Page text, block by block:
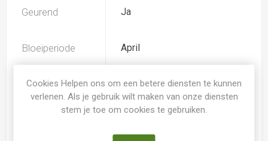
Geurend Ja
Bloeiperiode April
Kleur Irissen rose
Cookies Helpen ons om een betere diensten te kunnen
verlenen. Als je gebruik wilt maken van onze diensten
stem je toe om cookies te gebruiken.